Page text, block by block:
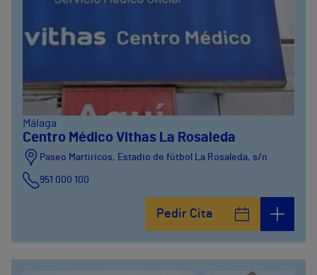
Málaga
Centro Médico Vithas La Rosaleda
Paseo Martiricos, Estadio de fútbol La Rosaleda, s/n
951 000 100
Pedir Cita